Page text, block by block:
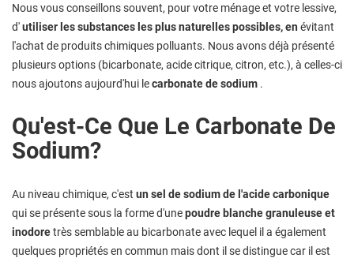
Nous vous conseillons souvent, pour votre ménage et votre lessive,
d'utiliser les substances les plus naturelles possibles, en évitant
l'achat de produits chimiques polluants. Nous avons déjà présenté
plusieurs options (bicarbonate, acide citrique, citron, etc.), à celles-ci
nous ajoutons aujourd'hui lecarbonate de sodium .
Qu'est-Ce Que Le Carbonate De
Sodium?
Au niveau chimique, c'est un sel de sodium de l'acide carbonique
qui se présente sous la forme d'unepoudre blanche granuleuse et
inodoretrès semblable au bicarbonate avec lequel il a également
quelques propriétés en commun mais dont il se distingue car il est